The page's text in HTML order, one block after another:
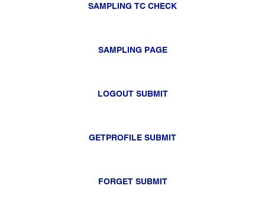
SAMPLING TC CHECK
SAMPLING PAGE
LOGOUT SUBMIT
GETPROFILE SUBMIT
FORGET SUBMIT